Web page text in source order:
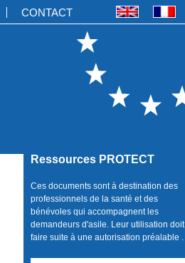
CONTACT
Ressources PROTECT
Ces documents sont à destination des
professionnels de la santé et des
bénévoles qui accompagnent les
demandeurs d'asile. Leur utilisation doit
faire suite à une autorisation préalable .